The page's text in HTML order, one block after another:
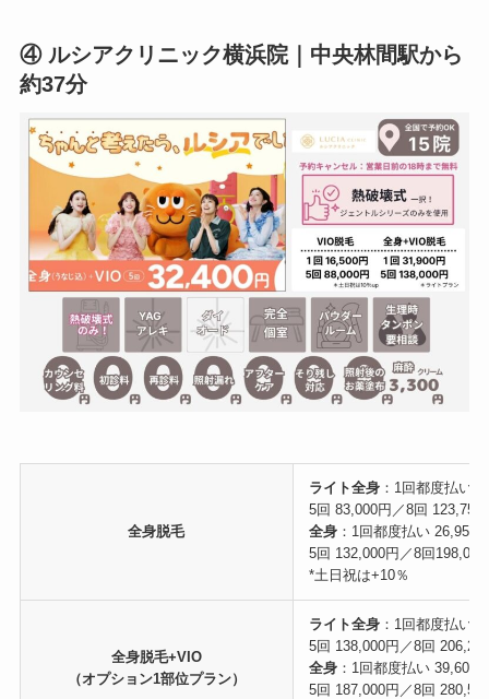
④ ルシアクリニック横浜院｜中央林間駅から
約37分
全身脱毛
ライト全身：1回都度払い
5回 83,000円／8回 123,750
全身：1回都度払い 26,950
5回 132,000円／8回198,000
*土日祝は+10％
全身脱毛+VIO
（オプション1部位プラン）
ライト全身：1回都度払い
5回 138,000円／8回
全身：1回都度払い 39,600
5回 187,000円／8回